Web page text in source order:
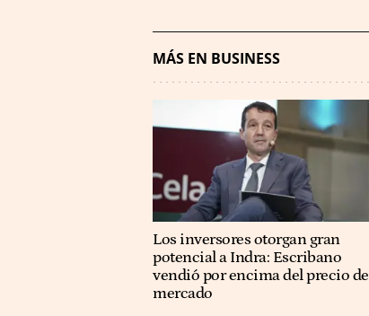
MÁS EN BUSINESS
Los inversores otorgan gran
potencial a Indra: Escribano
vendió por encima del precio de
mercado